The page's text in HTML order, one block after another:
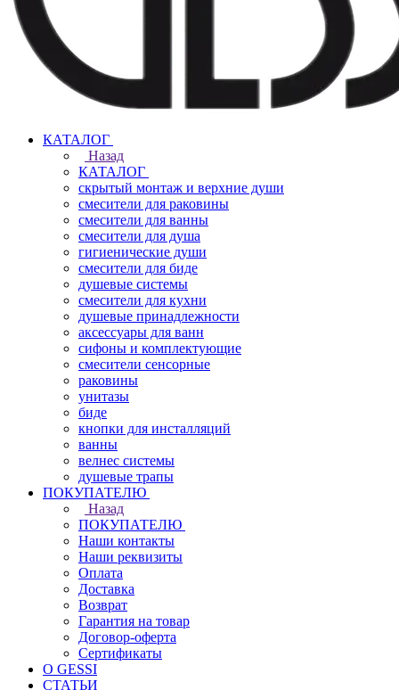
КАТАЛОГ
Назад
КАТАЛОГ
скрытый монтаж и верхние души
смесители для раковины
смесители для ванны
смесители для душа
гигиенические души
смесители для биде
душевые системы
смесители для кухни
душевые принадлежности
аксессуары для ванн
сифоны и комплектующие
смесители сенсорные
раковины
унитазы
биде
кнопки для инсталляций
ванны
велнес системы
душевые трапы
ПОКУПАТЕЛЮ
Назад
ПОКУПАТЕЛЮ
Наши контакты
Наши реквизиты
Оплата
Доставка
Возврат
Гарантия на товар
Договор-оферта
Сертификаты
О GESSI
СТАТЬИ